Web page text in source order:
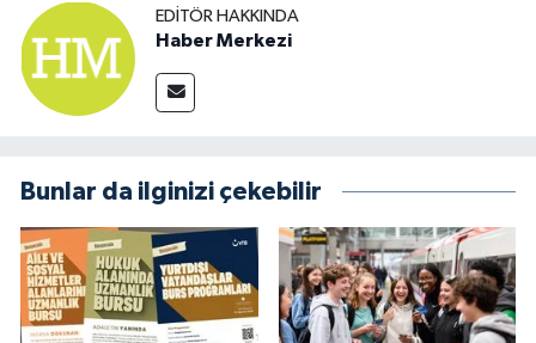
EDITÖR HAKKINDA
Haber Merkezi
Bunlar da ilginizi çekebilir